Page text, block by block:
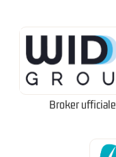
Broker ufficiale